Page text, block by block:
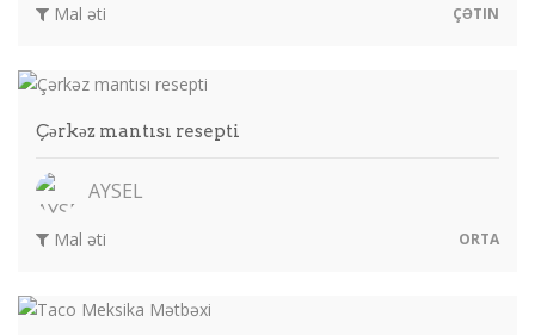
Mal əti ÇƏTIN
Çərkəz mantısı resepti
AYSEL
Mal əti ORTA